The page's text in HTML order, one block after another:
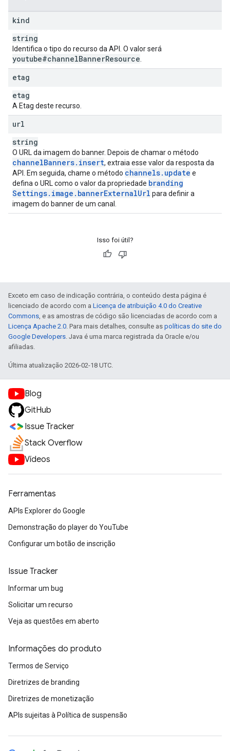
kind
string
Identifica o tipo do recurso da API. O valor será
youtube#channelBannerResource
etag
etag
A Etag deste recurso.
url
string
O URL da imagem do banner. Depois de chamar o método
channelBanners. insert, extraia esse valor da resposta da
API. Em seguida, chame o método channels. update e
defina o URL como o valor da propriedade branding
Settings. image . bannerExternalUrl para definir a
imagem do banner de um canal.
Isso foi útil?
Exceto em caso de indicação contrária, o conteúdo desta página é
licenciado de acordo com a Licença de atribuição 4.0 do Creative
Commons, e as amostras de código são licenciadas de acordo com a
Licença Apache 2.0. Para mais detalhes, consulte as políticas do site do
Google Developers. Java é uma marca registrada da Oracle e/ou
afiliadas.
Última atualização 2026-02-18 UTC.
Blog
GitHub
Issue Tracker
Stack Overflow
Vídeos
Ferramentas
APIs Explorer do Google
Demonstração do player do YouTube
Configurar um botão de inscrição
Issue Tracker
Informar um bug
Solicitar um recurso
Veja as questões em aberto
Informações do produto
Termos de Serviço
Diretrizes de branding
Diretrizes de monetização
APIs sujeitas à Política de suspensão